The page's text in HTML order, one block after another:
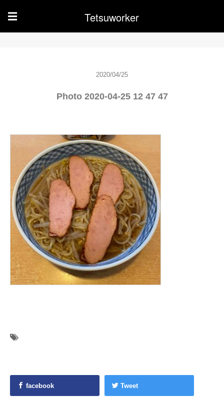
☰ Tetsuworker
2020/04/25
Photo 2020-04-25 12 47 47
facebook Tweet